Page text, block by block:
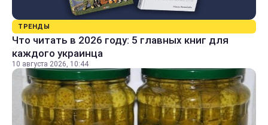
ТРЕНДЫ
Что читать в 2026 году: 5 главных книг для
каждого украинца
10 августа 2026, 10:44